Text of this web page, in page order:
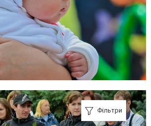
Фільтри